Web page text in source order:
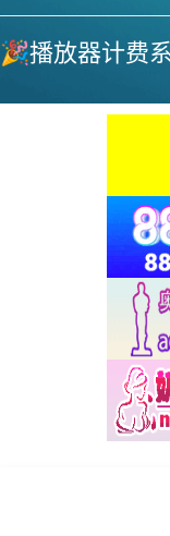
🎉播放器计费